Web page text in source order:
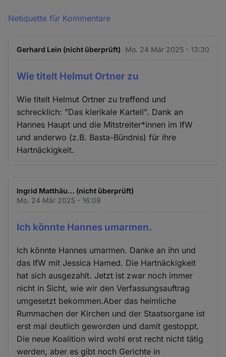
Netiquette für Kommentare
Gerhard Lein (nicht überprüft) Mo. 24 Mär 2025 - 13:30
Wie titelt Helmut Ortner zu
Wie titelt Helmut Ortner zu treffend und
schrecklich: "Das klerikale Kartell". Dank an
Hannes Haupt und die Mitstreiter*innen im IfW
und anderwo (z.B. Basta-Bündnis) für ihre
Hartnäckigkeit.
Ingrid Matthäu… (nicht überprüft)
Mo. 24 Mär 2025 - 16:08
Ich könnte Hannes umarmen.
Ich könnte Hannes umarmen. Danke an ihn und
das IfW mit Jessica Hamed. Die Hartnäckigkeit
hat sich ausgezahlt. Jetzt ist zwar noch immer
nicht in Sicht, wie wir den Verfassungsauftrag
umgesetzt bekommen.Aber das heimliche
Rummachen der Kirchen und der Staatsorgane ist
erst mal deutlich geworden und damit gestoppt.
Die neue Koalition wird wohl erst recht nicht tätig
werden, aber es gibt noch Gerichte in